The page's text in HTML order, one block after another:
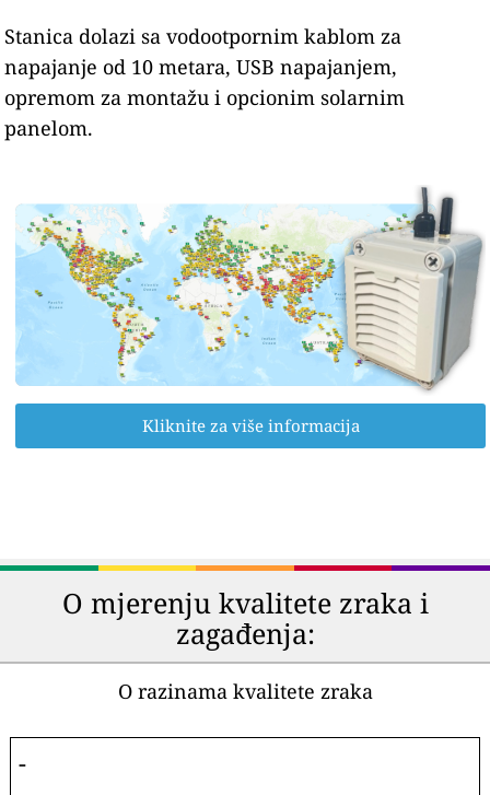
Stanica dolazi sa vodootpornim kablom za
napajanje od 10 metara, USB napajanjem,
opremom za montažu i opcionim solarnim
panelom.
Kliknite za više informacija
O mjerenju kvalitete zraka i
zagađenja:
O razinama kvalitete zraka
-